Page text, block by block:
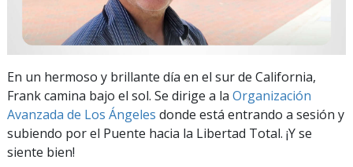
En un hermoso y brillante día en el sur de California,
Frank camina bajo el sol. Se dirige a la Organización
Avanzada de Los Ángeles donde está entrando a sesión y
subiendo por el Puente hacia la Libertad Total. ¡Y se
siente bien!